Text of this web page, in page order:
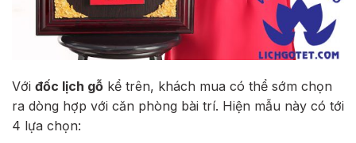
Với đốc lịch gỗ kể trên, khách mua có thể sớm chọn
ra dòng hợp với căn phòng bài trí. Hiện mẫu này có tới
4 lựa chọn: